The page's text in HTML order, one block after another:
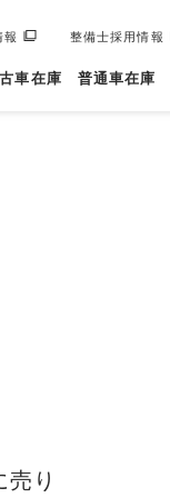
報 整備士採用情報
車在庫 普通車在庫
り